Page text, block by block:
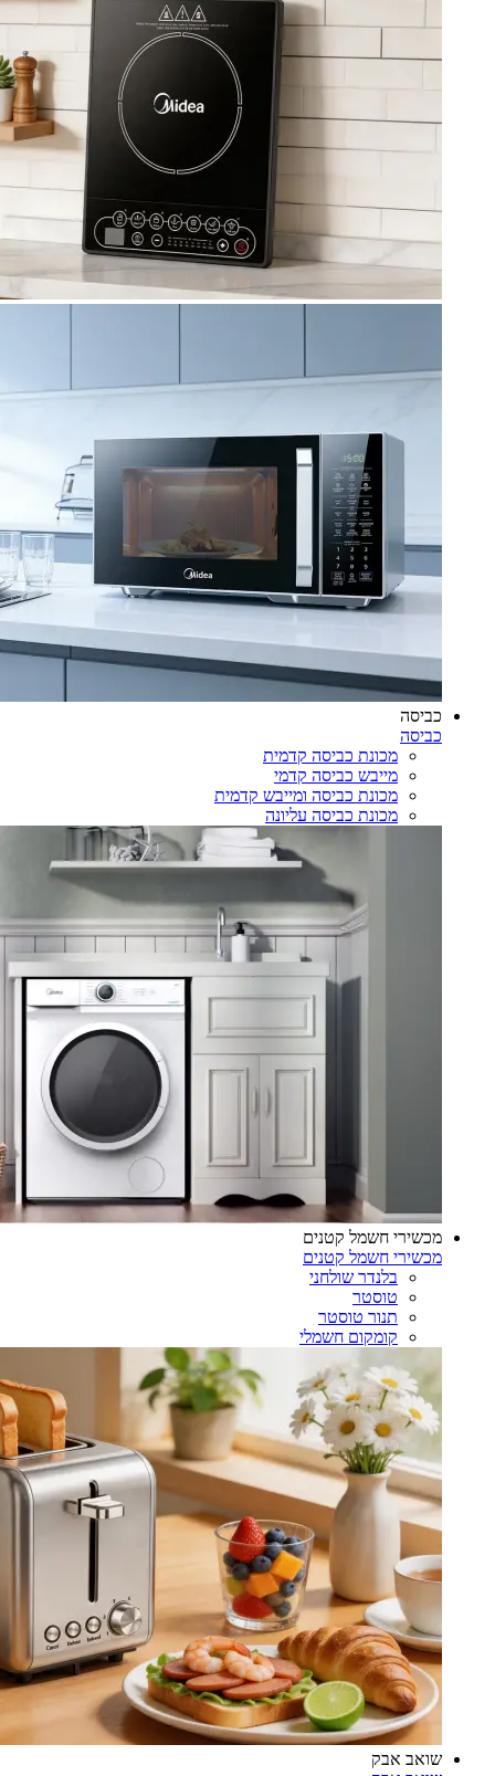
כביסה
כביסה
מכונת כביסה קדמית
מייבש כביסה קדמי
מכונת כביסה ומייבש קדמית
מכונת כביסה עליונה
מכשירי חשמל קטנים
מכשירי חשמל קטנים
בלנדר שולחני
טוסטר
תנור טוסטר
קומקום חשמלי
שואב אבק